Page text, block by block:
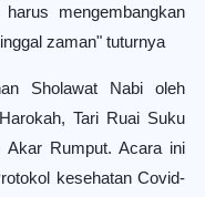
mengembangkan
zaman" tuturnya
Sholawat Nabi oleh
Tari Ruai Suku
Akar Rumput. Acara ini
kesehatan Covid-